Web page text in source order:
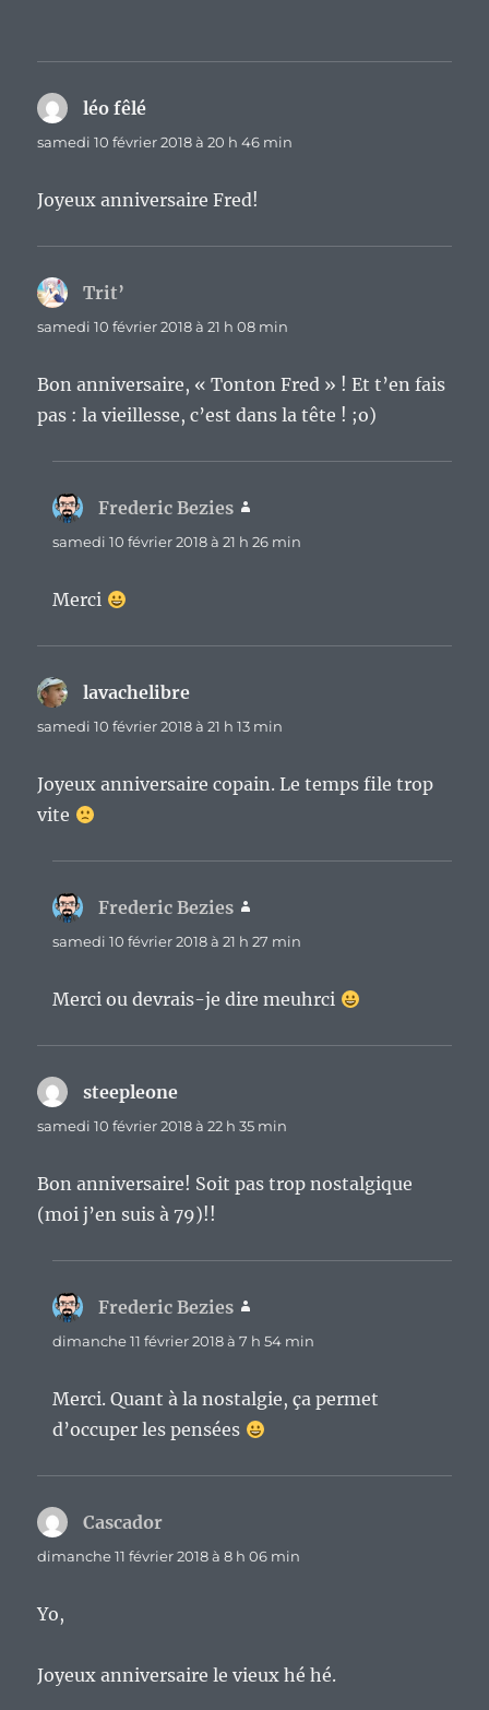
léo fêlé
samedi 10 février 2018 à 20 h 46 min
Joyeux anniversaire Fred!
Trit’
samedi 10 février 2018 à 21 h 08 min
Bon anniversaire, « Tonton Fred » ! Et t’en fais
pas : la vieillesse, c’est dans la tête ! ;o)
Frederic Bezies
samedi 10 février 2018 à 21 h 26 min
Merci
lavachelibre
samedi 10 février 2018 à 21 h 13 min
Joyeux anniversaire copain. Le temps file trop
vite
Frederic Bezies
samedi 10 février 2018 à 21 h 27 min
Merci ou devrais-je dire meuhrci
steepleone
samedi 10 février 2018 à 22 h 35 min
Bon anniversaire! Soit pas trop nostalgique
(moi j’en suis à 79)!!
Frederic Bezies
dimanche 11 février 2018 à 7 h 54 min
Merci. Quant à la nostalgie, ça permet
d’occuper les pensées
Cascador
dimanche 11 février 2018 à 8 h 06 min
Yo,
Joyeux anniversaire le vieux hé hé.